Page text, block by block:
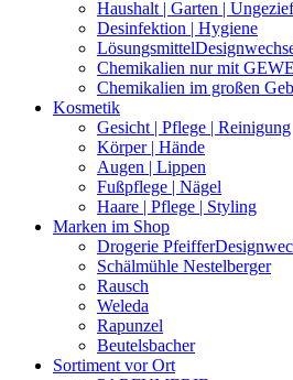
Haushalt | Garten |
Desinfektion | Hygiene
Lösungsmittel
Chemikalien nur mit
Chemikalien im großen
Kosmetik
Gesicht | Pflege | Reinigung
Körper | Hände
Augen | Lippen
Fußpflege | Nägel
Haare | Pflege | Styling
Marken im Shop
Drogerie Pfeiffer
Schälmühle Nestelberger
Rausch
Weleda
Rapunzel
Beutelsbacher
Sortiment vor Ort